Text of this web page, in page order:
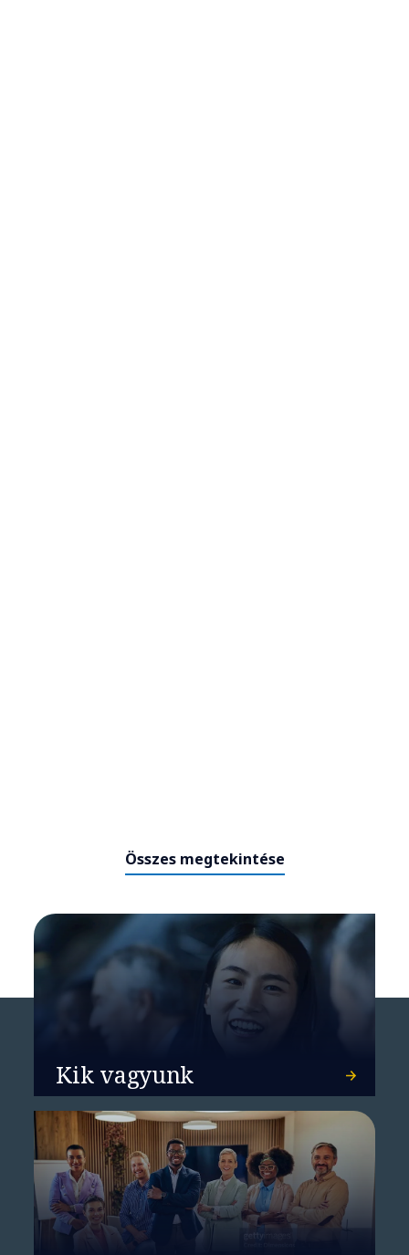
Vállalati WAN: Amikor az
alkalmazások diktálnak
Összes megtekintése
Kik vagyunk